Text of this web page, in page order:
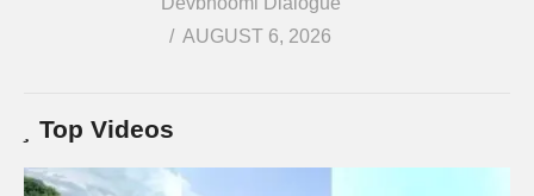
AUGUST 6, 2026
Top Videos